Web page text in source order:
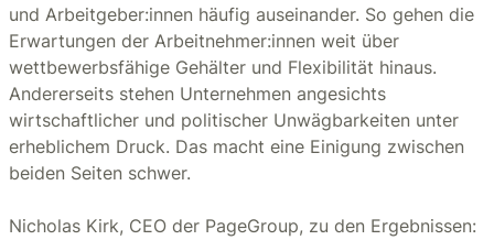
und Arbeitgeber:innen häufig auseinander. So gehen die
Erwartungen der Arbeitnehmer:innen weit über
wettbewerbsfähige Gehälter und Flexibilität hinaus.
Andererseits stehen Unternehmen angesichts
wirtschaftlicher und politischer Unwägbarkeiten unter
erheblichem Druck. Das macht eine Einigung zwischen
beiden Seiten schwer.
Nicholas Kirk, CEO der PageGroup, zu den Ergebnissen: